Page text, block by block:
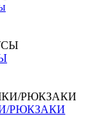
РЮКЗАКИ